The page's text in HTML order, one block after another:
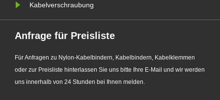
Kabelverschraubung
Anfrage für Preisliste
Für Anfragen zu Nylon-Kabelbindern, Kabelbindern, Kabelklemmen
oder zur Preisliste hinterlassen Sie uns bitte Ihre E-Mail und wir werden
uns innerhalb von 24 Stunden bei Ihnen melden.